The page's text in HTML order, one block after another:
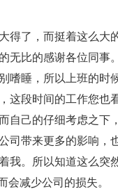
得了，而挺着这么大
无比的感谢各位同事
睡，所以上班的时
这段时间的工作您也
自己的仔细考虑之下
司带来更多的影响，
我。所以知道这么突
会减少公司的损失。